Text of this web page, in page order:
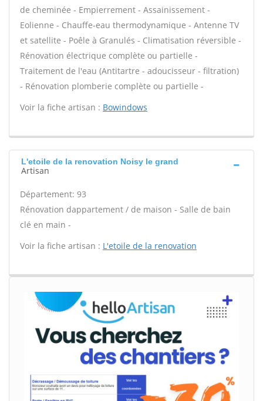
de cheminée - Empierrement - Assainissement -
Eolienne - Chauffe-eau thermodynamique - Antenne TV
et satellite - Poêle à Granulés - Climatisation réversible -
Rénovation électrique complète ou partielle -
Traitement de l'eau (Antitartre - adoucisseur - filtration)
- Rénovation plomberie complète ou partielle -
Voir la fiche artisan : Bowindows
L'etoile de la renovation Noisy le grand
Artisan
Département: 93
Rénovation dappartement / de maison - Salle de bain
clé en main -
Voir la fiche artisan : L'etoile de la renovation